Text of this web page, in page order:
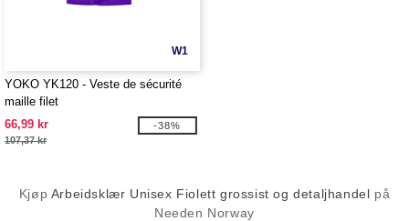
W1
YOKO YK120 - Veste de sécurité
maille filet
66,99 kr
107,37 kr
-38%
Kjøp Arbeidsklær Unisex Fiolett grossist og detaljhandel på
Needen Norway